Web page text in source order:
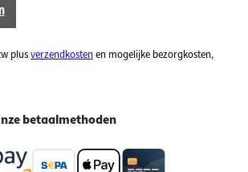
plusverzendkostenen mogelijke bezorgkosten,
betaalmethoden